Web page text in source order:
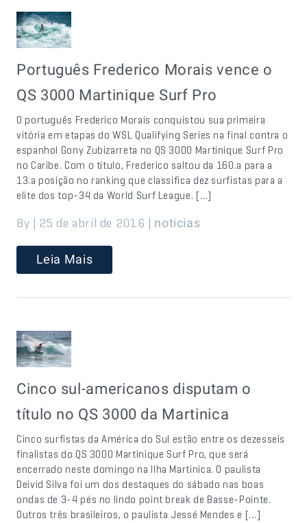
Português Frederico Morais vence o
QS 3000 Martinique Surf Pro
O português Frederico Morais conquistou sua primeira
vitória em etapas do WSL Qualifying Series na final contra o
espanhol Gony Zubizarreta no QS 3000 Martinique Surf Pro
no Caribe. Com o título, Frederico saltou da 160.a para a
13.a posição no ranking que classifica dez surfistas para a
elite dos top-34 da World Surf League. […]
By | 25 de abril de 2016 | noticias
Leia Mais
Cinco sul-americanos disputam o
título no QS 3000 da Martinica
Cinco surfistas da América do Sul estão entre os dezesseis
finalistas do QS 3000 Martinique Surf Pro, que será
encerrado neste domingo na Ilha Martinica. O paulista
Deivid Silva foi um dos destaques do sábado nas boas
ondas de 3-4 pés no lindo point break de Basse-Pointe.
Outros três brasileiros, o paulista Jessé Mendes e […]